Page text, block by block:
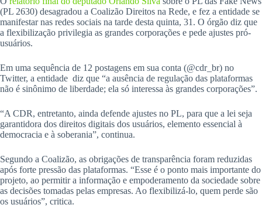
(PL 2630) desagradou a Coalizão Direitos na Rede, e fez a entidade se
manifestar nas redes sociais na tarde desta quinta, 31. O órgão diz que
a flexibilização privilegia as grandes corporações e pede ajustes pró-
usuários.
Em uma sequência de 12 postagens em sua conta (@cdr_br) no
Twitter, a entidade diz que “a ausência de regulação das plataformas
não é sinônimo de liberdade; ela só interessa às grandes corporações”.
“A CDR, entretanto, ainda defende ajustes no PL, para que a lei seja
garantidora dos direitos digitais dos usuários, elemento essencial à
democracia e à soberania”, continua.
Segundo a Coalizão, as obrigações de transparência foram reduzidas
após forte pressão das plataformas. “Esse é o ponto mais importante do
projeto, ao permitir a informação e empoderamento da sociedade sobre
as decisões tomadas pelas empresas. Ao flexibilizá-lo, quem perde são
os usuários”, critica.